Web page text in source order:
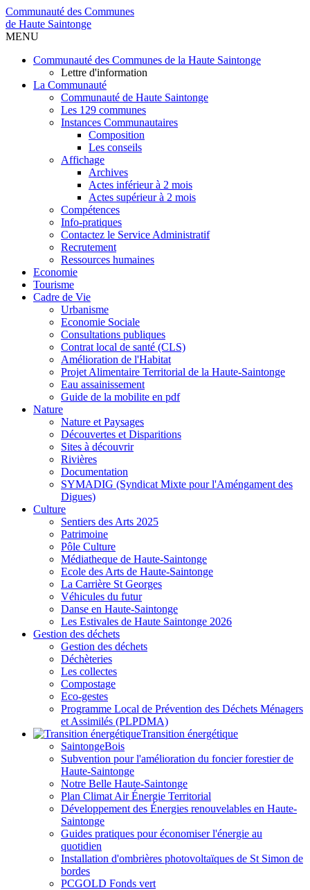
Communauté des Communes
de Haute Saintonge
MENU
Communauté des Communes de la Haute Saintonge
Lettre d'information
La Communauté
Communauté de Haute Saintonge
Les 129 communes
Instances Communautaires
Composition
Les conseils
Affichage
Archives
Actes inférieur à 2 mois
Actes supérieur à 2 mois
Compétences
Info-pratiques
Contactez le Service Administratif
Recrutement
Ressources humaines
Economie
Tourisme
Cadre de Vie
Urbanisme
Economie Sociale
Consultations publiques
Contrat local de santé (CLS)
Amélioration de l'Habitat
Projet Alimentaire Territorial de la Haute-Saintonge
Eau assainissement
Guide de la mobilite en pdf
Nature
Nature et Paysages
Découvertes et Disparitions
Sites à découvrir
Rivières
Documentation
SYMADIG (Syndicat Mixte pour l'Améngament des
Digues)
Culture
Sentiers des Arts 2025
Patrimoine
Pôle Culture
Médiatheque de Haute-Saintonge
Ecole des Arts de Haute-Saintonge
La Carrière St Georges
Véhicules du futur
Danse en Haute-Saintonge
Les Estivales de Haute Saintonge 2026
Gestion des déchets
Gestion des déchets
Déchèteries
Les collectes
Compostage
Eco-gestes
Programme Local de Prévention des Déchets Ménagers
et Assimilés (PLPDMA)
Transition énergétique
SaintongeBois
Subvention pour l'amélioration du foncier forestier de
Haute-Saintonge
Notre Belle Haute-Saintonge
Plan Climat Air Énergie Territorial
Développement des Énergies renouvelables en Haute-
Saintonge
Guides pratiques pour économiser l'énergie au
quotidien
Installation d'ombrières photovoltaïques de St Simon de
bordes
PCGOLD Fonds vert